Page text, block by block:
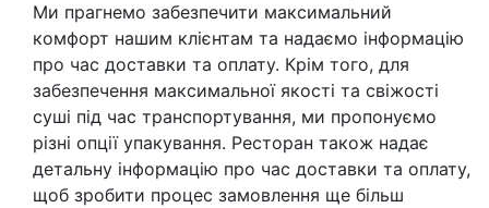
Ми прагнемо забезпечити максимальний
комфорт нашим клієнтам та надаємо інформацію
про час доставки та оплату. Крім того, для
забезпечення максимальної якості та свіжості
суші під час транспортування, ми пропонуємо
різні опції упакування. Ресторан також надає
детальну інформацію про час доставки та оплату,
щоб зробити процес замовлення ще більш